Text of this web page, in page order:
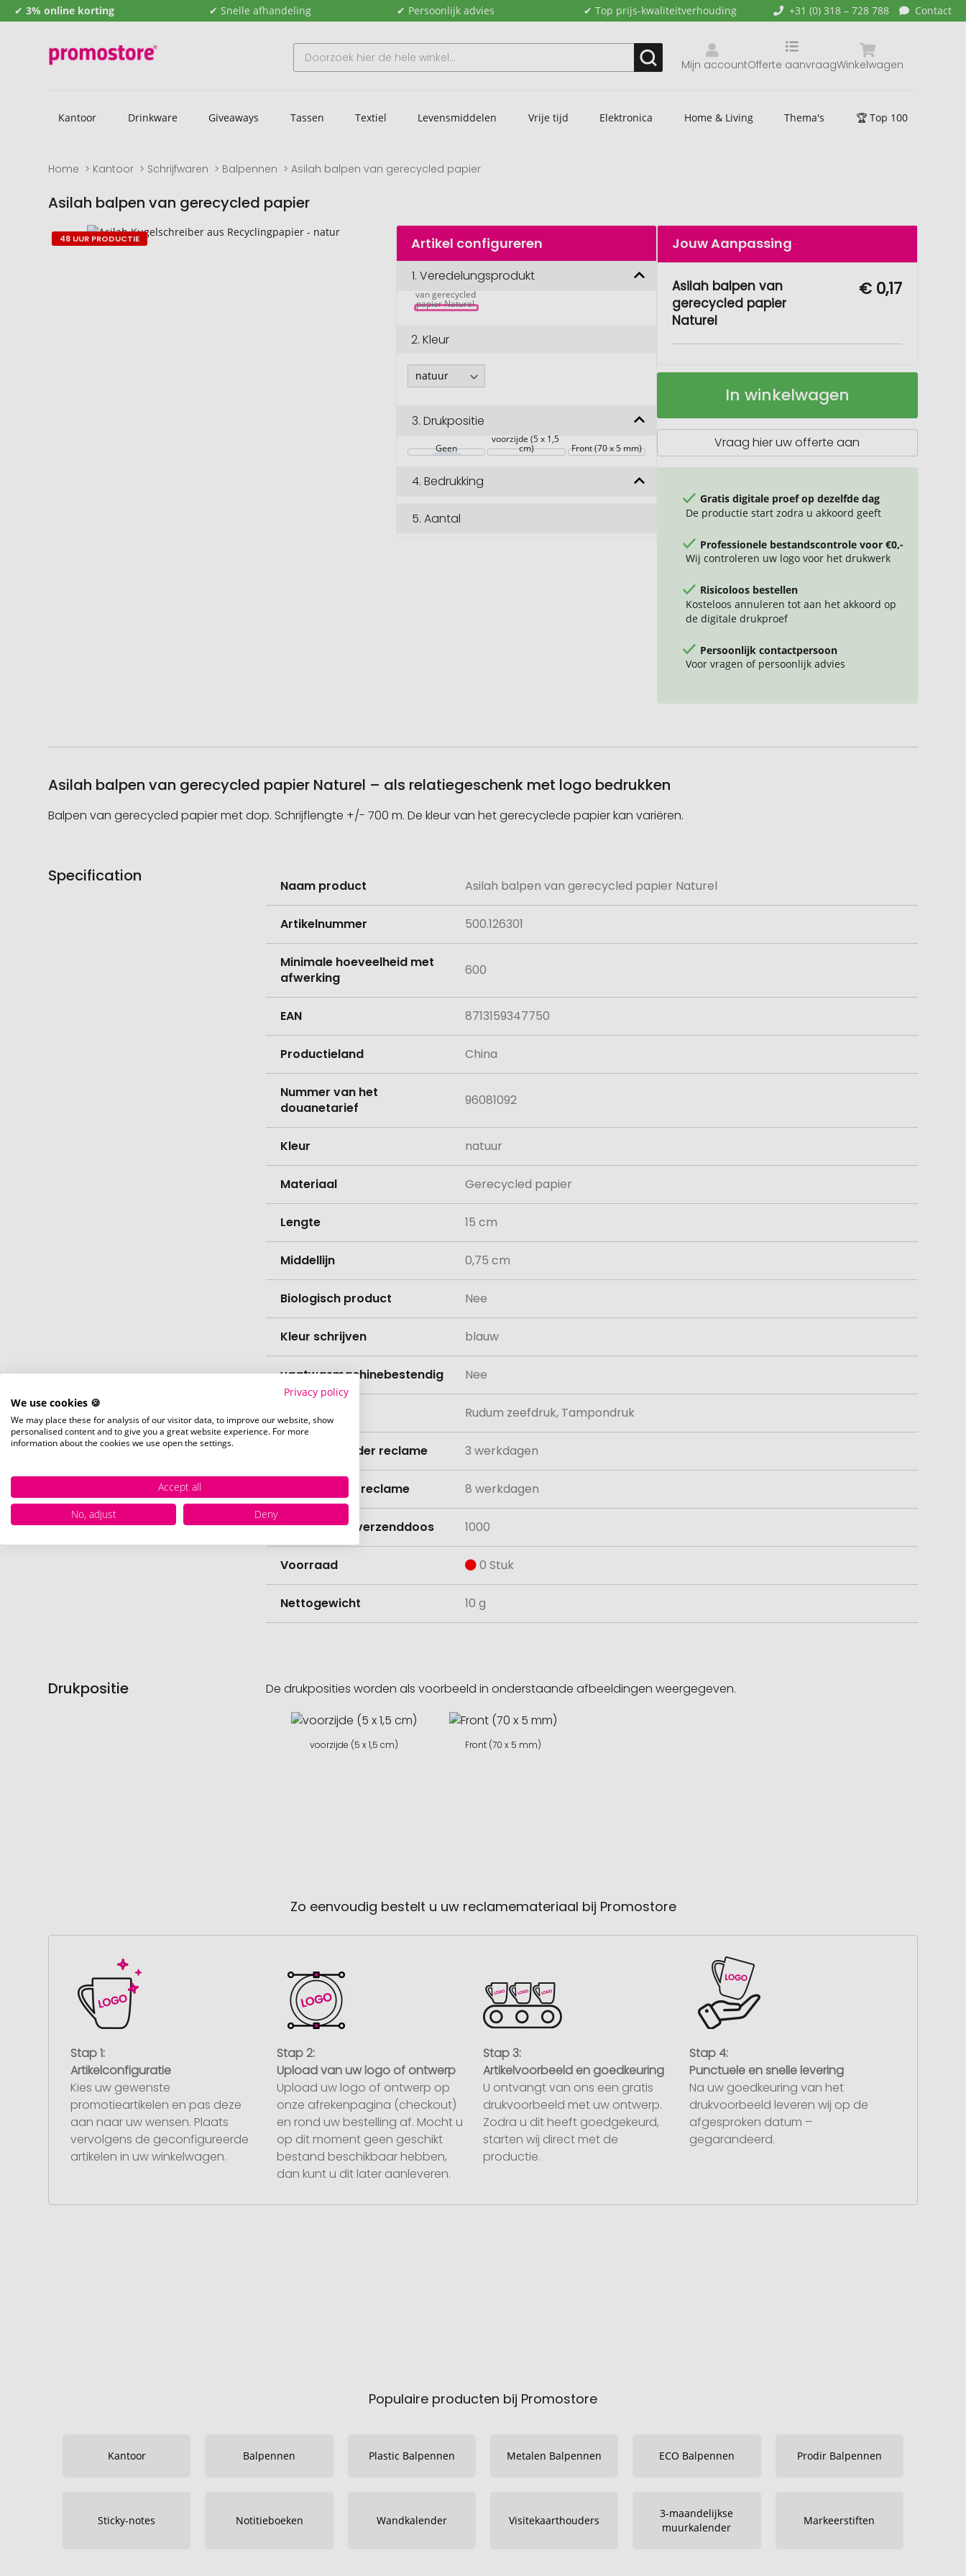
✔ 3% online korting ✔ Snelle afhandeling ✔ Persoonlijk advies ✔ Top prijs-kwaliteitverhouding +31 (0) 318 – 728 788 Contact
Mijn account Winkelwagen
Offerte aanvraag
Kantoor Drinkware Giveaways Tassen Textiel Levensmiddelen Vrije tijd Elektronica Home & Living Thema's 🏆 Top 100
Home Kantoor Schrijfwaren Balpennen Asilah balpen van gerecycled papier
Asilah balpen van gerecycled papier
Naar
het
Naar
het
48 UUR PRODUCTIE Artikel configureren
1.Veredelungsprodukt
van gerecycled
papier Naturel
2.Kleur
3.Drukpositie
Geen
voorzijde (5 x 1,5
cm) Front (70 x 5 mm)
4.Bedrukking
5.Aantal
Jouw Aanpassing
Asilah balpen van
gerecycled papier
Naturel
€ 0,17
Asilah
gerecycled
Op
In winkelwagen
Vraag hier uw offerte aan
Gratis digitale proef op dezelfde dag
De productie start zodra u akkoord geeft
Professionele bestandscontrole voor €0,-
Wij controleren uw logo voor het drukwerk
Risicoloos bestellen
Kosteloos annuleren tot aan het akkoord op
de digitale drukproef
Persoonlijk contactpersoon
Voor vragen of persoonlijk advies
Asilah balpen van gerecycled papier Naturel – als relatiegeschenk met logo bedrukken
Balpen van gerecycled papier met dop. Schrijflengte +/- 700 m. De kleur van het gerecyclede papier kan variëren.
Specification
informatie
Naam product Asilah balpen van gerecycled papier Naturel
Artikelnummer 500.126301
Minimale hoeveelheid met
afwerking
600
EAN 8713159347750
Productieland China
Nummer van het
douanetarief
96081092
Kleur natuur
Materiaal Gerecycled papier
Lengte 15 cm
Middellijn 0,75 cm
Biologisch product Nee
Kleur schrijven blauw
vaatwasmachinebestendig Nee
Verfijning Rudum zeefdruk, Tampondruk
Levertijd zonder reclame 3 werkdagen
Levertijd met reclame 8 werkdagen
Hoeveelheid verzenddoos 1000
Voorraad 0 Stuk
Nettogewicht 10 g
Drukpositie De drukposities worden als voorbeeld in onderstaande afbeeldingen weergegeven.
voorzijde (5 x 1,5 cm) Front (70 x 5 mm)
Zo eenvoudig bestelt u uw reclamemateriaal bij Promostore
Stap 1:
Artikelconfiguratie
Kies uw gewenste
promotieartikelen en pas deze
aan naar uw wensen. Plaats
vervolgens de geconfigureerde
artikelen in uw winkelwagen.
Stap 2:
Upload van uw logo of ontwerp
Upload uw logo of ontwerp op
onze afrekenpagina (checkout)
en rond uw bestelling af. Mocht u
op dit moment geen geschikt
bestand beschikbaar hebben,
dan kunt u dit later aanleveren.
Stap 3:
Artikelvoorbeeld en goedkeuring
U ontvangt van ons een gratis
drukvoorbeeld met uw ontwerp.
Zodra u dit heeft goedgekeurd,
starten wij direct met de
productie.
Stap 4:
Punctuele en snelle levering
Na uw goedkeuring van het
drukvoorbeeld leveren wij op de
afgesproken datum –
gegarandeerd.
Populaire producten bij Promostore
Kantoor Balpennen Plastic Balpennen Metalen Balpennen ECO Balpennen Prodir Balpennen
Sticky-notes Notitieboeken Wandkalender Visitekaarthouders
3-maandelijkse
muurkalender
Markeerstiften
Privacy policy
We use cookies 🍪
We may place these for analysis of our visitor data, to improve our website, show
personalised content and to give you a great website experience. For more
information about the cookies we use open the settings.
Accept all
No, adjust
Deny